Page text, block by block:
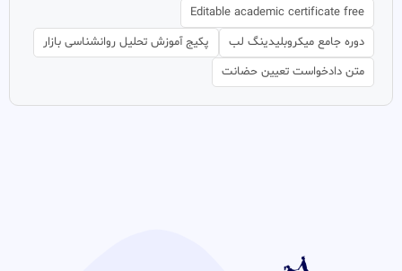
Editable academic certificate free
دوره جامع میکروبلیدینگ لب
پکیج آموزش تحلیل روانشناسی بازار
متن دادخواست تعیین حضانت